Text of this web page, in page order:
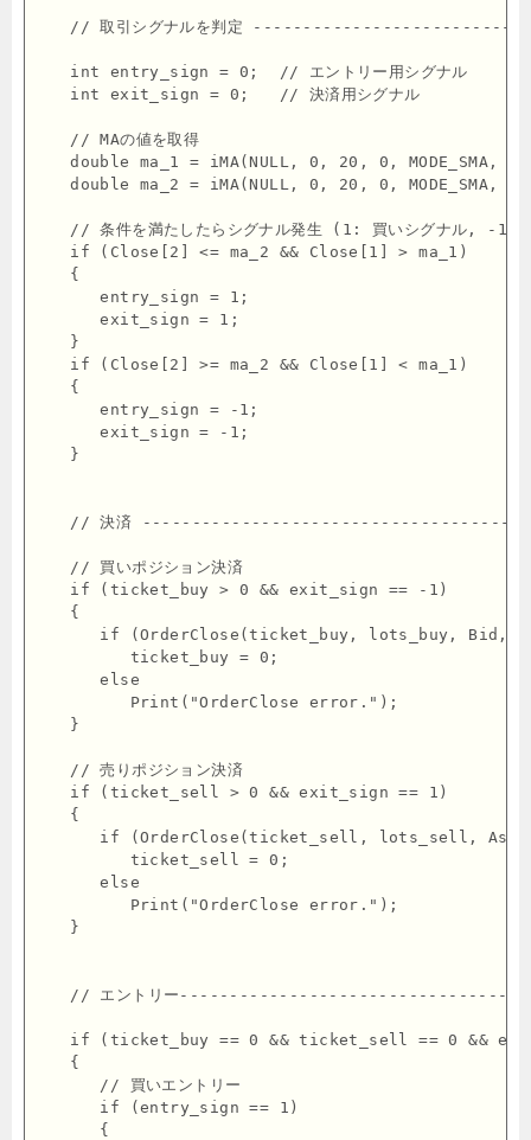
// 取引シグナルを判定
   int entry_sign = 0;  // エントリー用シグナル
   int exit_sign = 0;   // 決済用シグナル
   // MAの値を取得
double ma_1 = iMA(NULL, 0, 20, 0, MODE_SMA,
double ma_2 = iMA(NULL, 0, 20, 0, MODE_SMA,
// 条件を満たしたらシグナル発生 (1: 買いシグナル, -1:
   if (Close[2] <= ma_2 && Close[1] > ma_1)
   {
      entry_sign = 1;
      exit_sign = 1;
   }
   if (Close[2] >= ma_2 && Close[1] < ma_1)
   {
      entry_sign = -1;
      exit_sign = -1;
   }
// 決済
   // 買いポジション決済
   if (ticket_buy > 0 && exit_sign == -1)
   {
if (OrderClose(ticket_buy, lots_buy, Bid,
         ticket_buy = 0;
      else
         Print("OrderClose error.");
   }
   // 売りポジション決済
   if (ticket_sell > 0 && exit_sign == 1)
   {
if (OrderClose(ticket_sell, lots_sell,
         ticket_sell = 0;
      else
         Print("OrderClose error.");
   }
// エントリー
if (ticket_buy == 0 && ticket_sell == 0 &&
   {
      // 買いエントリー
      if (entry_sign == 1)
      {